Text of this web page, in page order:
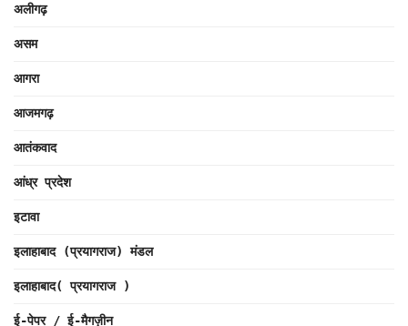
अलीगढ़
असम
आगरा
आजमगढ़
आतंकवाद
आंध्र प्रदेश
इटावा
इलाहाबाद (प्रयागराज) मंडल
इलाहाबाद( प्रयागराज )
ई-पेपर / ई-मैगज़ीन